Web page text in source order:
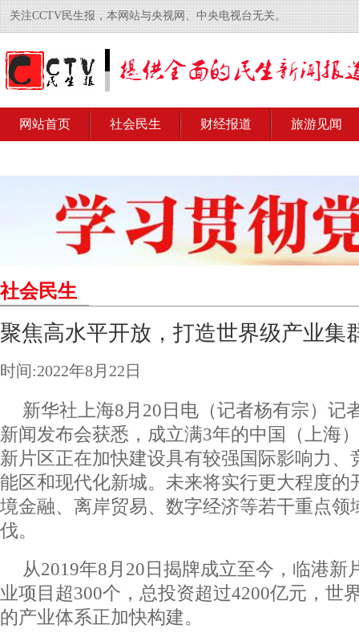
关注CCTV民生报，本网站与央视网、中央电视台无关。
网站首页 社会民生 财经报道 旅游见闻
社会民生
聚焦高水平开放，打造世界级产业集
时间:2022年8月22日
新华社上海8月20日电（记者杨有宗）记
新闻发布会获悉，成立满3年的中国（上海
新片区正在加快建设具有较强国际影响力、
能区和现代化新城。未来将实行更大程度的
境金融、离岸贸易、数字经济等若干重点领
伐。
从2019年8月20日揭牌成立至今，临港新
业项目超300个，总投资超过4200亿元，世
的产业体系正加快构建。